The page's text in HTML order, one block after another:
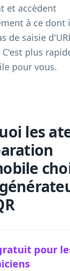
et accèdent
à ce dont
de saisie
C'est plus
pour vous.
les
pour